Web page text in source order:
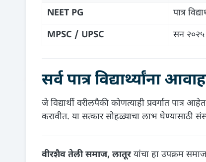
NEET PG
पात्र
MPSC / UPSC
सन २०२५
सर्व पात्र विद्यार्थ्यांना
जे विद्यार्थी वरीलपैकी कोणत्याही प्रवर्गात
करावीत. या सत्कार सोहळ्याचा लाभ घेण्यासाठी
वीरशैव तेली समाज, लातूरयांचा हा उपक्रम